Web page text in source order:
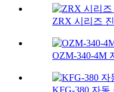
ZRX 시리즈
OZM-340-4M